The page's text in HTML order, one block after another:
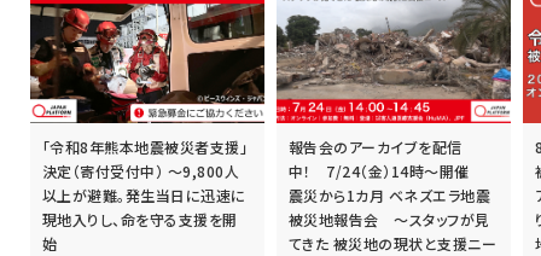
「令和8年熊本地震被災者支援」
決定（寄付受付中） ～9,800人
以上が避難。発生当日に迅速に
現地入りし、命を守る支援を開
始
報告会のアーカイブを配信
中！ 7/24（金）14時～開催
震災から1カ月 ベネズエラ地震
被災地報告会 ～スタッフが見
てきた 被災地の現状と支援ニー